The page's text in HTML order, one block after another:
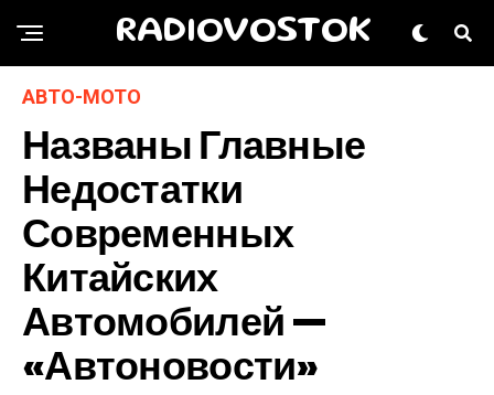
RADIOVOSTOK
АВТО-МОТО
Названы Главные
Недостатки
Современных
Китайских
Автомобилей —
«Автоновости»